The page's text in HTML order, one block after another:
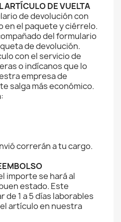
DE VUELTA
de devolución con
en el paquete y ciérrelo.
del formulario
de devolución.
con el servicio de
o indícanos que lo
empresa de
salga más económico.
correrán a tu cargo.
se hará al
estado. Este
1 a 5 días laborables
artículo en nuestra